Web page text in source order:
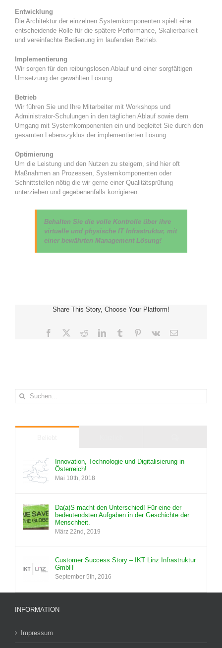
Entwicklung
Die Architektur der einzelnen Systemkomponenten spielt eine
entscheidende Rolle für die spätere Performance, Skalierbarkeit
und vereinfachte Bedienung im laufenden Betrieb.
Implementierung
Wir sorgen für den reibungslosen Ablauf und einer sorgfältigen
Umsetzung der gewählten Lösung.
Betrieb
Wir führen Sie und Ihre Mitarbeiter mit Workshops und
Administrator-Schulungen in den täglichen Ablauf sowie dem
Umgang mit Systemkomponenten ein und begleitet Sie durch den
gesamten Lebenszyklus der implementierten Lösung.
Optimierung
Um die Leistung und den Nutzen zu steigern, sind hier oft
Maßnahmen an Prozessen, Systemkomponenten oder
Schnittstellen nötig die wir gerne einer Qualitätsprüfung
unterziehen und gegebenenfalls korrigieren.
Behalten Sie die volle Kontrolle über ihre
virtuelle und physische IT Infrastruktur, mit
einer bewährten Management Lösung!
Share This Story, Choose Your Platform!
Facebook RedditLinkedInTumblr Pinterest
Vk
E-
Suche
nach:
Innovation, Technologie und Digitalisierung in
Österreich!
Mai 10th, 2018
Da(a)S macht den Unterschied! Für eine der
bedeutendsten Aufgaben in der Geschichte der
Menschheit.
März 22nd, 2019
Customer Success Story – IKT Linz Infrastruktur
GmbH
September 5th, 2016
INFORMATION
Impressum